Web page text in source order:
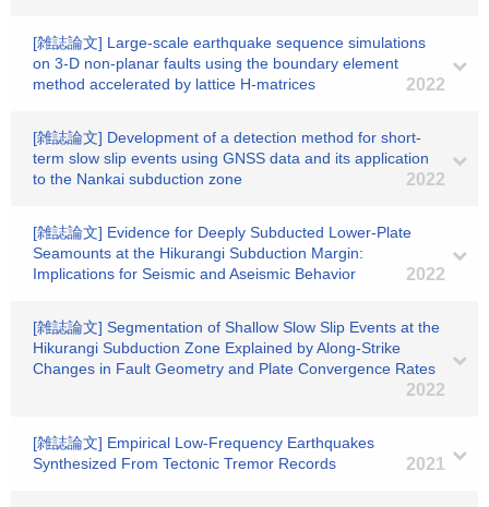
[雑誌論文] Large-scale earthquake sequence simulations
on 3-D non-planar faults using the boundary element
method accelerated by lattice H-matrices
2022
[雑誌論文] Development of a detection method for short-
term slow slip events using GNSS data and its application
to the Nankai subduction zone
2022
[雑誌論文] Evidence for Deeply Subducted Lower‐Plate
Seamounts at the Hikurangi Subduction Margin:
Implications for Seismic and Aseismic Behavior
2022
[雑誌論文] Segmentation of Shallow Slow Slip Events at the
Hikurangi Subduction Zone Explained by Along‐Strike
Changes in Fault Geometry and Plate Convergence Rates
2022
[雑誌論文] Empirical Low‐Frequency Earthquakes
Synthesized From Tectonic Tremor Records
2021